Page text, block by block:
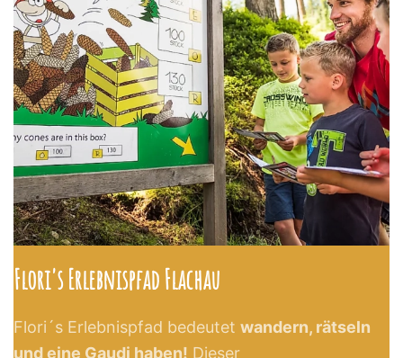
Flori's Erlebnispfad Flachau
Flori´s Erlebnispfad bedeutet wandern, rätseln
und eine Gaudi haben! Dieser